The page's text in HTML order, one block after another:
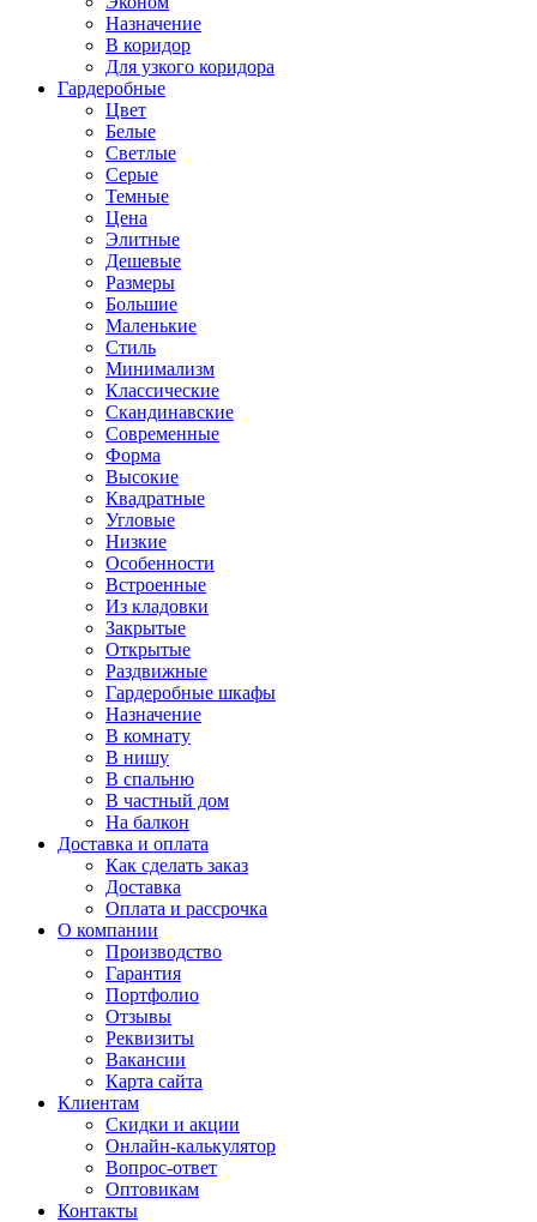
Назначение
В коридор
Для узкого коридора
Гардеробные
Цвет
Белые
Светлые
Серые
Темные
Цена
Элитные
Дешевые
Размеры
Большие
Маленькие
Стиль
Минимализм
Классические
Скандинавские
Современные
Форма
Высокие
Квадратные
Угловые
Низкие
Особенности
Встроенные
Из кладовки
Закрытые
Открытые
Раздвижные
Гардеробные шкафы
Назначение
В комнату
В нишу
В спальню
В частный дом
На балкон
Доставка и оплата
Как сделать заказ
Доставка
Оплата и рассрочка
О компании
Производство
Гарантия
Портфолио
Отзывы
Реквизиты
Вакансии
Карта сайта
Клиентам
Скидки и акции
Онлайн-калькулятор
Вопрос-ответ
Оптовикам
Контакты